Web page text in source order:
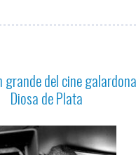
grande del cine
Diosa de Plata